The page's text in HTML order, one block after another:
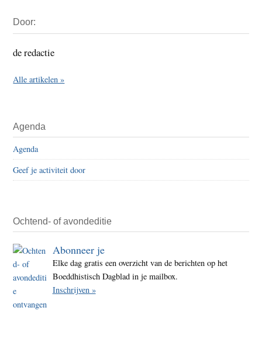
Sidebar
Door:
de redactie
Alle artikelen »
Agenda
Agenda
Geef je activiteit door
Ochtend- of avondeditie
Abonneer je
Elke dag gratis een overzicht van de berichten op het
Boeddhistisch Dagblad in je mailbox.
Inschrijven »